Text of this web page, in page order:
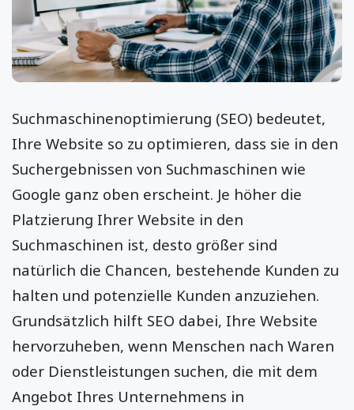
Suchmaschinenoptimierung (SEO) bedeutet,
Ihre Website so zu optimieren, dass sie in den
Suchergebnissen von Suchmaschinen wie
Google ganz oben erscheint. Je höher die
Platzierung Ihrer Website in den
Suchmaschinen ist, desto größer sind
natürlich die Chancen, bestehende Kunden zu
halten und potenzielle Kunden anzuziehen.
Grundsätzlich hilft SEO dabei, Ihre Website
hervorzuheben, wenn Menschen nach Waren
oder Dienstleistungen suchen, die mit dem
Angebot Ihres Unternehmens in